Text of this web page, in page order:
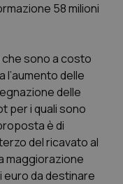
58 milioni
sono a costo
l’aumento delle
delle
per i quali sono
è di
del ricavato al
maggiorazione
euro da destinare